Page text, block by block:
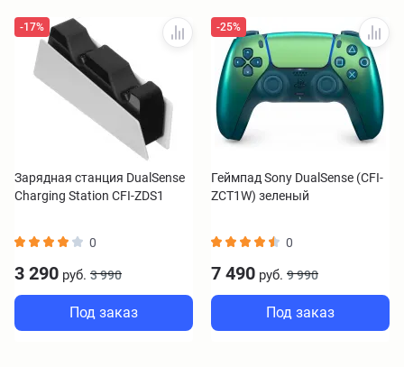
-17%
Зарядная станция DualSense
Charging Station CFI-ZDS1
0
3 290 руб. 3 990
Под заказ
-25%
Геймпад Sony DualSense (CFI-
ZCT1W) зеленый
0
7 490 руб. 9 990
Под заказ